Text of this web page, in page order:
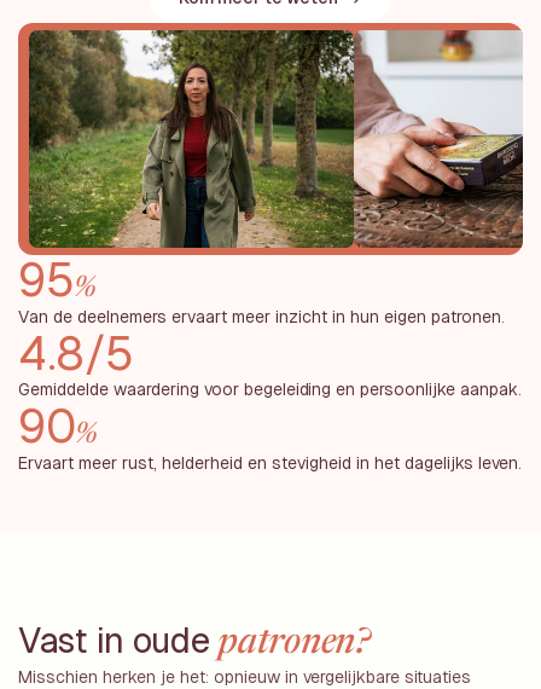
95%
Van de deelnemers ervaart meer inzicht in hun eigen patronen.
4.8/5
Gemiddelde waardering voor begeleiding en persoonlijke aanpak.
90%
Ervaart meer rust, helderheid en stevigheid in het dagelijks leven.
Vast in oude patronen?
Misschien herken je het: opnieuw in vergelijkbare situaties